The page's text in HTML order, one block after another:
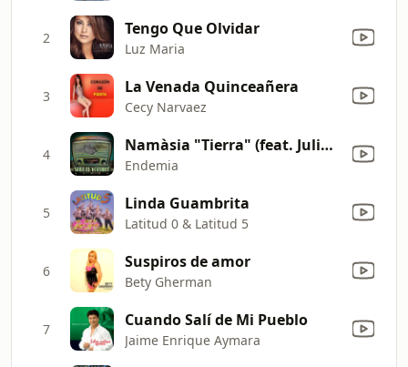
2 Tengo Que Olvidar
Luz Maria
3 La Venada Quinceañera
Cecy Narvaez
4 Namàsia "Tierra" (feat. Julio Maloa, La Raíz, Kacho & Totem)
Endemia
5 Linda Guambrita
Latitud 0 & Latitud 5
6 Suspiros de amor
Bety Gherman
7 Cuando Salí de Mi Pueblo
Jaime Enrique Aymara